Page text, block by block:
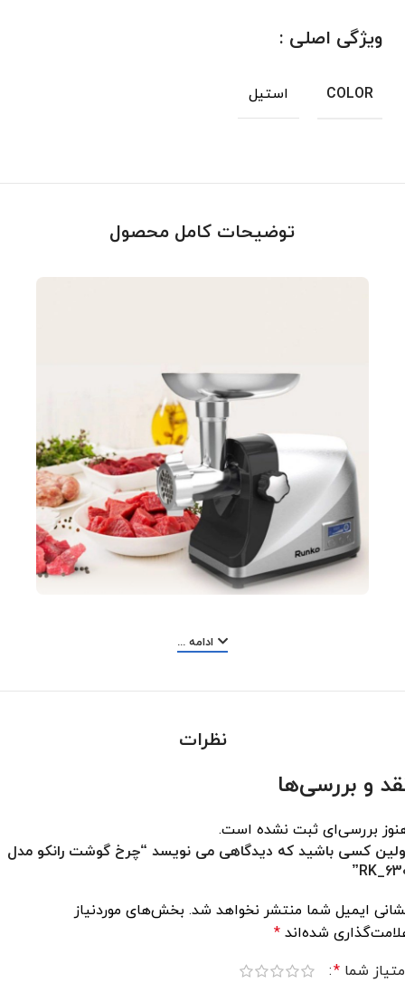
ویژگی اصلی :
COLOR استیل
توضیحات کامل محصول
چرخ گوشت رانکو مدل RK_630
است؛ همچنین این محصول به قابلیت‌های سیستم
مشخصات کلی این دستگاه می‌توان به دارابودن نشان
سبزی و جمع‌آوری سیم اشاره کرد. گفتنی است، همراه
این محصول، ظرف پلاستیکی برای جمع‌آوری گوشت و
سبزی چرخ‌شده هم به کاربر ارائه می‌شود.
ادامه ...
نظرات
و بررسی‌ها
بررسی‌ای ثبت نشده است.
کسی باشید که دیدگاهی می نویسد “چرخ گوشت رانکو مدل
ایمیل شما منتشر نخواهد شد. بخش‌های موردنیاز
شده‌اند *
شما *